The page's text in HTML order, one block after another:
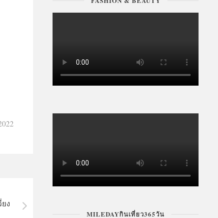
ง
MILEDAYกินเที่ยว365วัน